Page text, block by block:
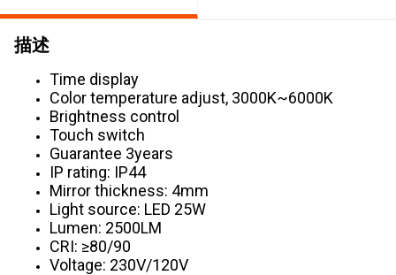
描述
Time display
Color temperature adjust, 3000K~6000K
Brightness control
Touch switch
Guarantee 3years
IP rating: IP44
Mirror thickness: 4mm
Light source: LED 25W
Lumen: 2500LM
CRI: ≥80/90
Voltage: 230V/120V